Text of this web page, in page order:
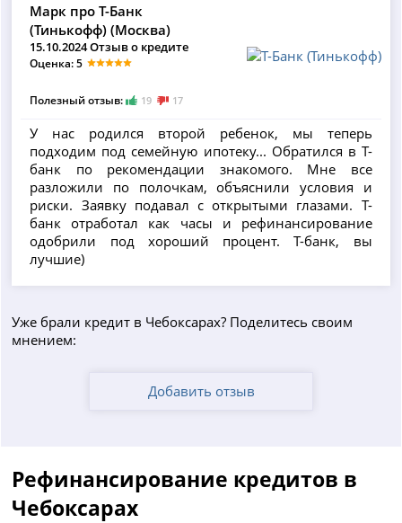
Марк про Т-Банк
(Тинькофф) (Москва)
15.10.2024 Отзыв о кредите
Оценка: 5
Полезный отзыв: 19 17
У нас родился второй ребенок, мы теперь
подходим под семейную ипотеку... Обратился в Т-
банк по рекомендации знакомого. Мне все
разложили по полочкам, объяснили условия и
риски. Заявку подавал с открытыми глазами. Т-
банк отработал как часы и рефинансирование
одобрили под хороший процент. Т-банк, вы
лучшие)
Уже брали кредит в Чебоксарах? Поделитесь своим
мнением:
Добавить отзыв
Рефинансирование кредитов в
Чебоксарах